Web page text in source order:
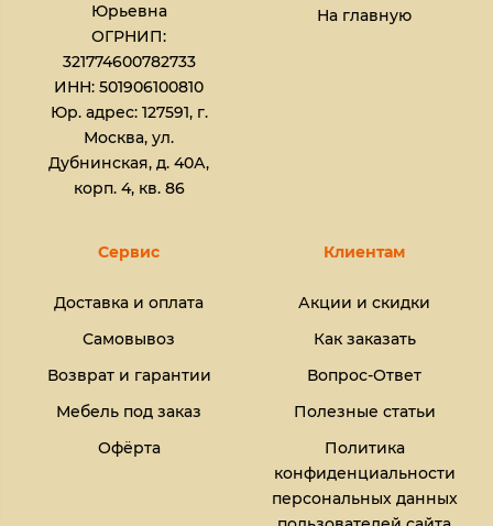
Юрьевна​
ОГРНИП:
321774600782733
ИНН: 501906100810
Юр. адрес: 127591, г.
Москва, ул.
Дубнинская, д. 40А,
корп. 4, кв. 86
На главную
Сервис
Доставка и оплата
Самовывоз
Возврат и гарантии
Мебель под заказ
Офёрта
Клиентам
Акции и скидки
Как заказать
Вопрос-Ответ
Полезные статьи
Политика
конфиденциальности
персональных данных